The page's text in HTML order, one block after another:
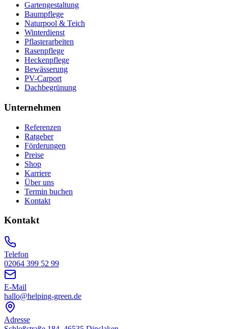
Gartengestaltung
Baumpflege
Naturpool & Teich
Winterdienst
Pflasterarbeiten
Rasenpflege
Heckenpflege
Bewässerung
PV-Carport
Dachbegrünung
Unternehmen
Referenzen
Ratgeber
Förderungen
Preise
Shop
Karriere
Über uns
Termin buchen
Kontakt
Kontakt
Telefon
02064 399 52 99
E-Mail
hallo@helping-green.de
Adresse